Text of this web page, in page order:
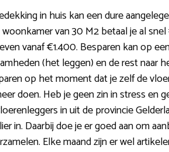
in huis kan een dure
woonkamer van 30 M2 betaal je al
vanaf €1.400. Besparen kan op
(het leggen) en de rest naar
op het moment dat je zelf de
doen. Heb je geen zin in stress en
in uit de provincie
in. Daarbij doe je er goed aan om
Elke maand zijn er wel